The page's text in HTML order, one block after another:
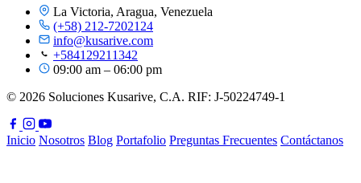
La Victoria, Aragua, Venezuela
(+58) 212-7202124
info@kusarive.com
+584129211342
09:00 am – 06:00 pm
© 2026 Soluciones Kusarive, C.A. RIF: J-50224749-1
Inicio Nosotros Blog Portafolio Preguntas Frecuentes Contáctanos